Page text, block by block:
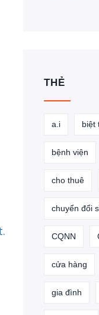
THẺ
a.i biệt
bệnh viện
cho thuê
chuyển đổi
CQNN
cửa hàng
gia đình